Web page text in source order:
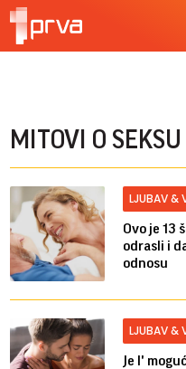
MITOVI O SEKSU
LJUBAV &
Ovo je 13
odrasli i
odnosu
LJUBAV &
Je l'